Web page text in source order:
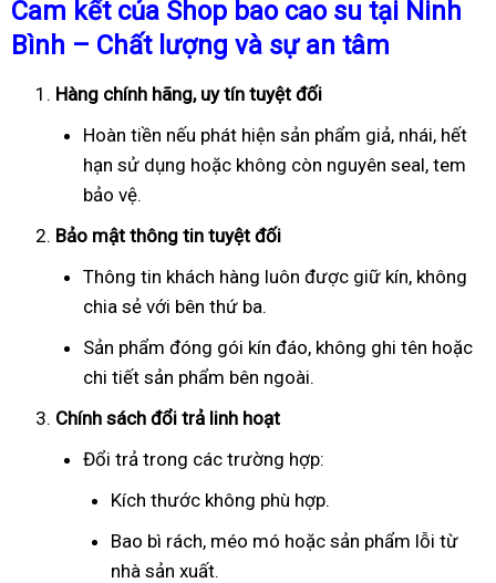
Cam kết của Shop bao cao su tại Ninh
Bình – Chất lượng và sự an tâm
Hàng chính hãng, uy tín tuyệt đối
Hoàn tiền nếu phát hiện sản phẩm giả, nhái, hết
hạn sử dụng hoặc không còn nguyên seal, tem
bảo vệ.
Bảo mật thông tin tuyệt đối
Thông tin khách hàng luôn được giữ kín, không
chia sẻ với bên thứ ba.
Sản phẩm đóng gói kín đáo, không ghi tên hoặc
chi tiết sản phẩm bên ngoài.
Chính sách đổi trả linh hoạt
Đổi trả trong các trường hợp:
Kích thước không phù hợp.
Bao bì rách, méo mó hoặc sản phẩm lỗi từ
nhà sản xuất.